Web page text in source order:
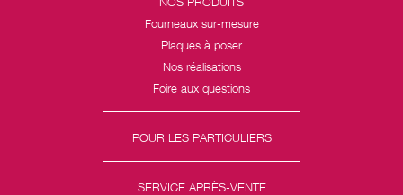
Fourneaux sur-mesure
Plaques à poser
Nos réalisations
Foire aux questions
POUR LES PARTICULIERS
SERVICE APRÈS-VENTE